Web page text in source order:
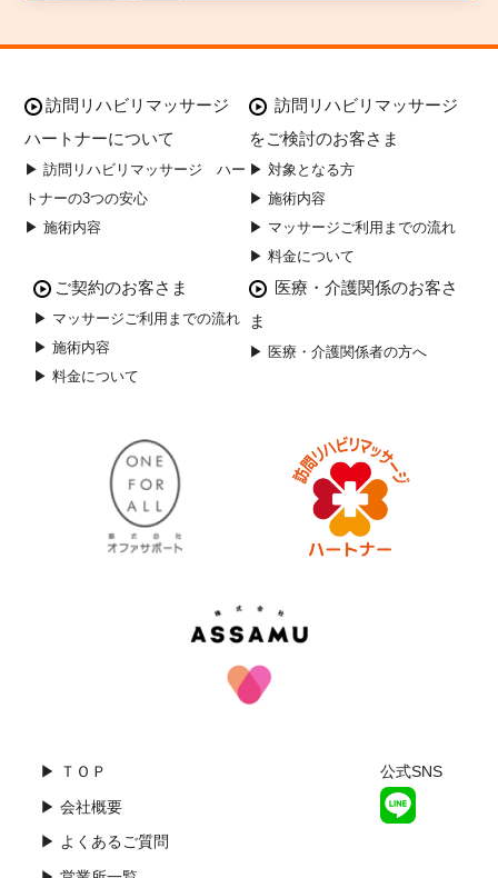
訪問リハビリマッサージ
ハートナーについて
▶ 訪問リハビリマッサージ ハー
トナーの3つの安心
▶ 施術内容
訪問リハビリマッサージ
をご検討のお客さま
▶ 対象となる方
▶ 施術内容
▶ マッサージご利用までの流れ
▶ 料金について
ご契約のお客さま
▶ マッサージご利用までの流れ
▶ 施術内容
▶ 料金について
医療・介護関係のお客さ
ま
▶ 医療・介護関係者の方へ
▶ ＴＯＰ
▶ 会社概要
▶ よくあるご質問
公式SNS